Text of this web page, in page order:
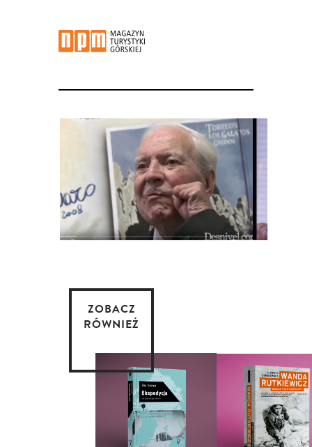
ZOBACZ
RÓWNIEŻ